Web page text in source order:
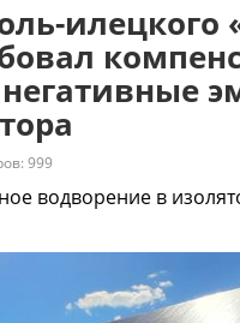
илецкого
999
водворение в